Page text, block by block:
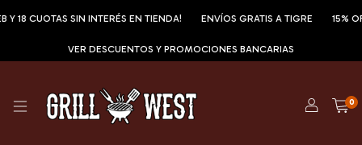
SIN INTERÉS EN TIENDA! ENVÍOS GRATIS A TIGRE 15% OFF
VER DESCUENTOS Y PROMOCIONES BANCARIAS
0